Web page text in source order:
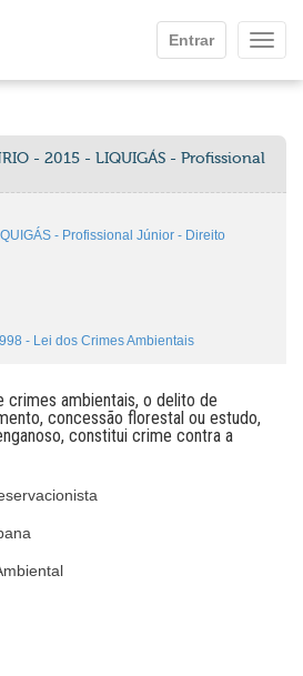
Entrar
- 2015 - LIQUIGÁS - Profissional
- Profissional Júnior - Direito
- Lei dos Crimes Ambientais
crimes ambientais, o delito de
concessão florestal ou estudo,
constitui crime contra a